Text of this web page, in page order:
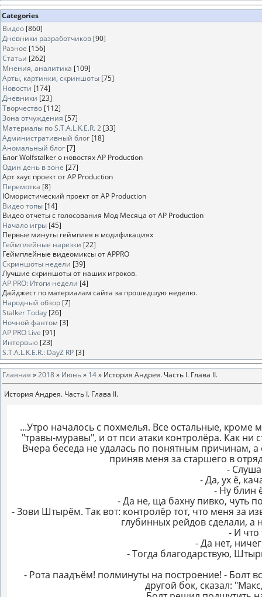
Categories
Видео [860]
Дневники разработчиков [90]
Разное [156]
Статьи [262]
Мнения, аналитика [109]
Арты, картинки, скриншоты [75]
Новости [174]
Дневники [23]
Творчество [112]
Зона отчуждения [57]
Материалы по S.T.A.L.K.E.R. 2 [33]
Административный блог [18]
Аномальный блог [7]
Блог Wolfstalker о новостях AP Production
Один день в зоне [27]
Арт хаус проект от AP Production
Перемотка [8]
Юмористический проект от AP Production
Видео топы [14]
Видео отчеты с голосования Мод Месяца от AP Production
Начало игры [45]
Первые минуты геймплея в модификациях
Геймплейные нарезки [22]
Геймплейные видеомиксы от APPRO
Скриншоты недели [39]
Лучшие скриншоты от наших игроков.
AP PRO: Итоги недели [4]
Дайджест по материалам сайта за прошедшую неделю.
Народный обзор [7]
Stalker Today [26]
Ночной фантом [3]
AP PRO Live [91]
Интервью [23]
S.T.A.L.K.E.R.: DayZ RP [3]
Главная »2018» Июнь» 14» История Андрея. Часть I. Глава II.
История Андрея. Часть I. Глава II.
...Утро началось с похмелья. Все остальные,
"травы-муравы", и от пси атаки контролёра. Как ни
Вчера беседа не удалась по понятным причинам,
приняв меня за старшего в
-
- Да, ух ё,
- Ну блин
- Да не, ща бахну пивко, чуть
- Зови Штырём. Так вот: контролёр тот, что меня за
глубинных рейдов сделали, а
- И что
- Да нет,
- Тогда благодарствую,
- Рота паадъём! полминуты на построение! - Болт
другой бок, сказал: